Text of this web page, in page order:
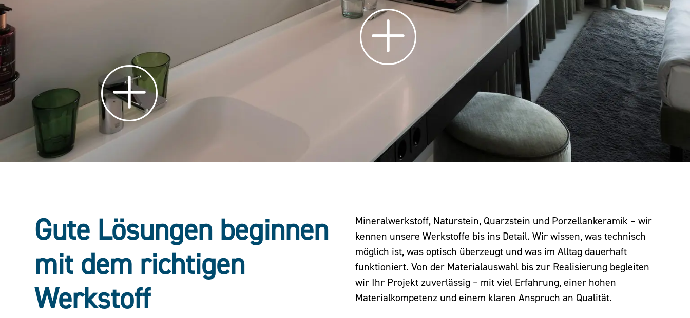
Gute Lösungen beginnen
mit dem richtigen
Werkstoff
Mineralwerkstoff, Naturstein, Quarzstein und Porzellankeramik – wir
kennen unsere Werkstoffe bis ins Detail. Wir wissen, was technisch
möglich ist, was optisch überzeugt und was im Alltag dauerhaft
funktioniert. Von der Materialauswahl bis zur Realisierung begleiten
wir Ihr Projekt zuverlässig – mit viel Erfahrung, einer hohen
Materialkompetenz und einem klaren Anspruch an Qualität.